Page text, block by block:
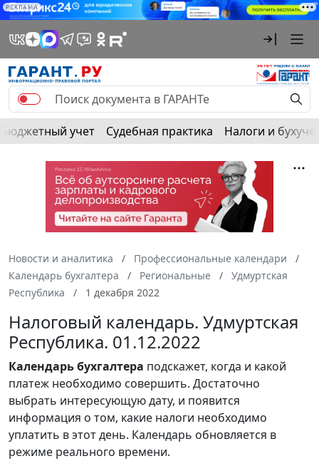
РЕКЛАМА
Бюджетный учет Судебная практика Налоги и
Новости и аналитика
Профессиональные календари
Календарь бухгалтера
Региональные
Удмуртская
Республика
1 декабря 2022
Налоговый календарь. Удмуртская
Республика. 01.12.2022
Календарьбухгалтера подскажет, когда и какой
платеж необходимо совершить. Достаточно
выбрать интересующую дату, и появится
информация о том, какие налоги необходимо
уплатить в этот день. Календарь обновляется в
режиме реального времени.